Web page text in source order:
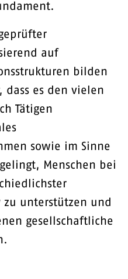
auf
bilden
dass es den vielen
Tätigen
sowie im Sinne
Menschen bei
zu unterstützen und
gesellschaftliche